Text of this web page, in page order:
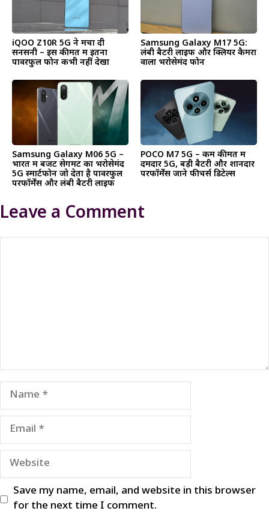
iQOO Z10R 5G ने मचा दी
सनसनी – इस कीमत में इतना
पावरफुल फोन कभी नहीं देखा
Samsung Galaxy M17 5G:
लंबी बैटरी लाइफ और क्लियर कैमरा
वाला भरोसेमंद फोन
Samsung Galaxy M06 5G –
भारत में बजट सेगमेंट का भरोसेमंद
5G स्मार्टफोन जो देता है पावरफुल
परफॉर्मेंस और लंबी बैटरी लाइफ
POCO M7 5G – कम कीमत में
दमदार 5G, बड़ी बैटरी और शानदार
परफॉर्मेंस जाने फीचर्स डिटेल्स
Leave a Comment
Name
Email
Website
Save my name, email, and website in this browser
for the next time I comment.